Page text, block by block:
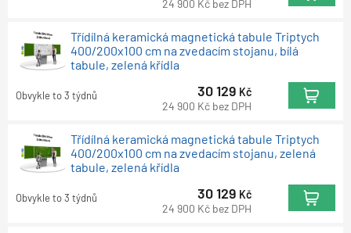
24 900 Kč bez DPH
Třídílná keramická magnetická tabule Triptych
400/200x100 cm na zvedacím stojanu, bílá
tabule, zelená křídla
Obvykle to 3 týdnů 30 129 Kč
24 900 Kč bez DPH
Třídílná keramická magnetická tabule Triptych
400/200x100 cm na zvedacím stojanu, zelená
tabule, zelená křídla
Obvykle to 3 týdnů 30 129 Kč
24 900 Kč bez DPH